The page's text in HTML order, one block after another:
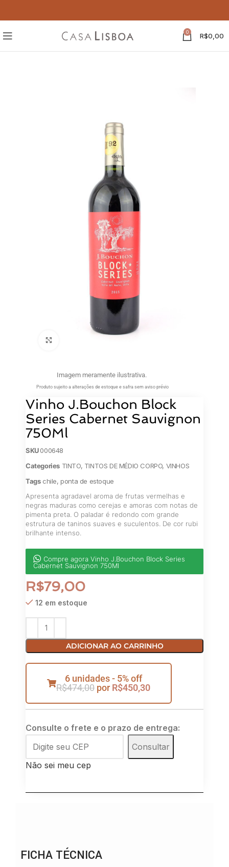
0 R$0,00
Imagem meramente ilustrativa.
Produto sujeito a alterações de estoque e safra sem aviso prévio
Vinho J.Bouchon Block
Series Cabernet Sauvignon
750Ml
SKU000648
Categories TINTO, TINTOS DE MÉDIO CORPO, VINHOS
Tags chile, ponta de estoque
Apresenta agradavel aroma de frutas vermelhas e
negras maduras como cerejas e amoras com notas de
pimenta preta. O paladar é redondo com grande
estrutura de taninos suaves e suculentos. De cor rubi
brilhante intenso.
Compre agora Vinho J.Bouchon Block Series
Cabernet Sauvignon 750Ml
R$79,00
12 em estoque
ADICIONAR AO CARRINHO
6 unidades - 5% off
R$474,00 por R$450,30
Consulte o frete e o prazo de entrega:
Consultar
Não sei meu cep
FICHA TÉCNICA